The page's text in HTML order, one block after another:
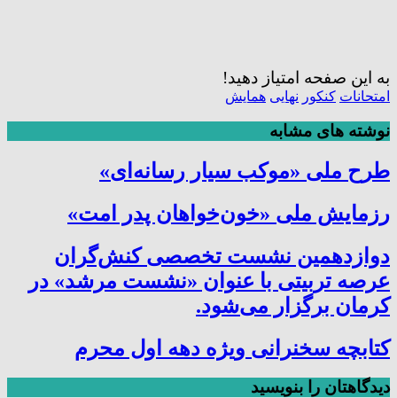
به این صفحه امتیاز دهید!
امتحانات کنکور نهایی همایش
نوشته های مشابه
طرح ملی «موکب سیار رسانه‌ای»
رزمایش ملی «خون‌خواهان پدر امت»
دوازدهمین نشست تخصصی کنش‌گران
عرصه تربیتی با عنوان «نشست مرشد» در
کرمان برگزار می‌شود.
کتابچه سخنرانی ویژه دهه اول محرم
دیدگاهتان را بنویسید